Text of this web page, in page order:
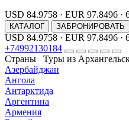
USD 84.9758 · EUR 97.8496 ·
КАТАЛОГ ЗАБРОНИРОВАТЬ
USD 84.9758 · EUR 97.8496 ·
+74992130184
Страны Туры из
Азербайджан
Ангола
Антарктида
Аргентина
Армения